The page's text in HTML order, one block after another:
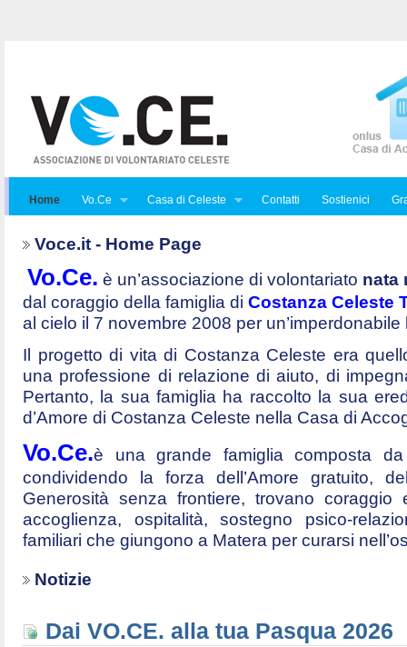
Home Vo.Ce Casa di Celeste Contatti Sostienici
Voce.it - Home Page
Vo.Ce. è un’associazione di volontariato nata
dal coraggio della famiglia di Costanza Celeste
al cielo il 7 novembre 2008 per
Il progetto di vita di Costanza Celeste era
una professione di relazione di aiuto, di
Pertanto, la sua famiglia ha raccolto la sua
d’Amore di Costanza Celeste nella Casa di
Vo.Ce.è una grande famiglia composta
condividendo la forza dell’Amore gratuito,
Generosità senza frontiere, trovano
accoglienza, ospitalità, sostegno psico-
familiari che giungono a Matera per curarsi
Notizie
Dai VO.CE. alla tua Pasqua 2026